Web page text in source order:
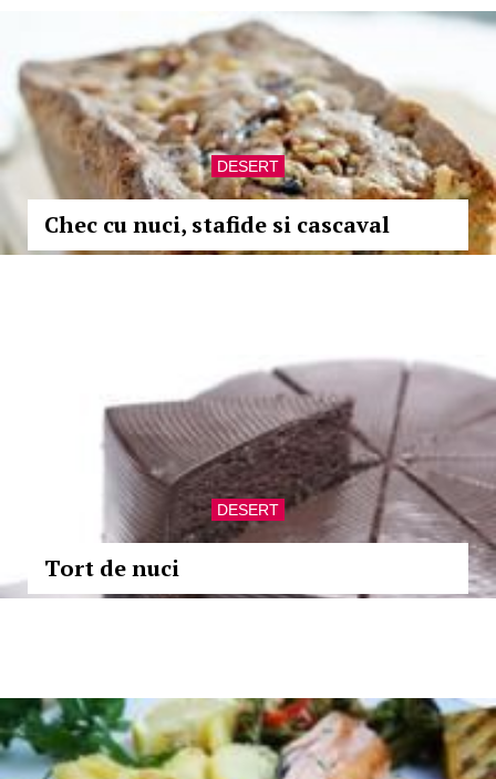
DESERT
Chec cu nuci, stafide si cascaval
DESERT
Tort de nuci